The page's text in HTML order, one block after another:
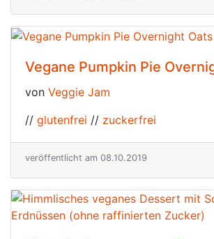
Vegane Pumpkin Pie
von Veggie Jam
// glutenfrei // zuckerfrei
veröffentlicht am 08.10.2019